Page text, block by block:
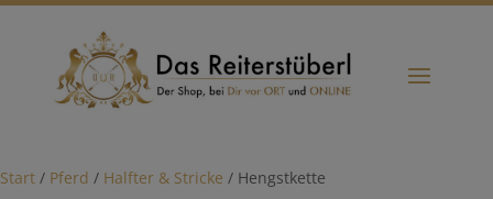
Start / Pferd / Halfter & Stricke / Hengstkette